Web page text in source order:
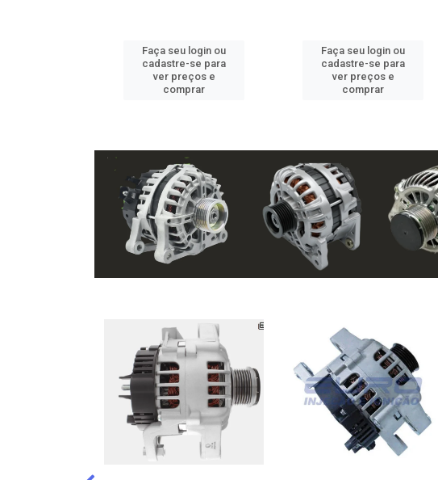
Faça seu login ou
cadastre-se para
ver preços e
comprar
Faça seu login ou
cadastre-se para
ver preços e
comprar